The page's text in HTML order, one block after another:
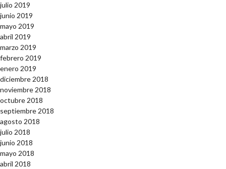
julio 2019
junio 2019
mayo 2019
abril 2019
marzo 2019
febrero 2019
enero 2019
diciembre 2018
noviembre 2018
octubre 2018
septiembre 2018
agosto 2018
julio 2018
junio 2018
mayo 2018
abril 2018